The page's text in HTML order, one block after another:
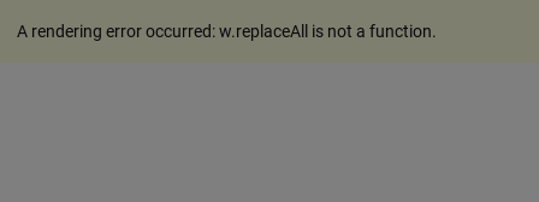
A rendering error occurred:w.replaceAll is not a function.